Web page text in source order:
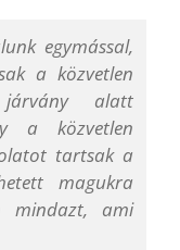
egymással,
a közvetlen
alatt
a közvetlen
tartsak a
magukra
mindazt, ami